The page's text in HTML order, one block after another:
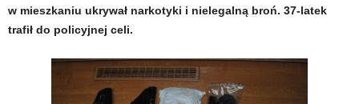
w mieszkaniu ukrywał narkotyki i nielegalną broń. 37-latek
trafił do policyjnej celi.